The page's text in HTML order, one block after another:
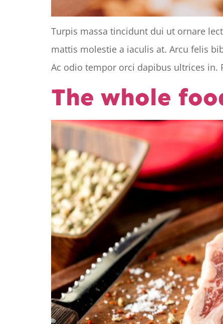
Turpis massa tincidunt dui ut ornare
mattis molestie a iaculis at. Arcu felis
Ac odio tempor orci dapibus ultrices in.
The whole